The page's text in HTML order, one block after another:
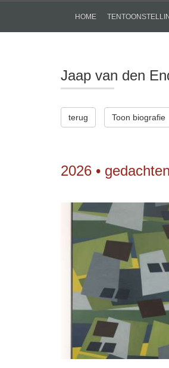
HOME
Jaap van den
terug Toon biografie
2026 •